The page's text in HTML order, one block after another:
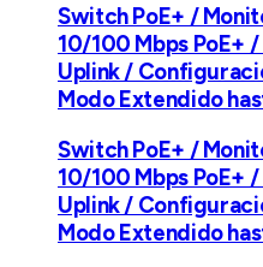
Switch PoE+ /
10/100 Mbps PoE+
Uplink /
Modo Extendido
Switch PoE+ /
10/100 Mbps PoE+
Uplink /
Modo Extendido